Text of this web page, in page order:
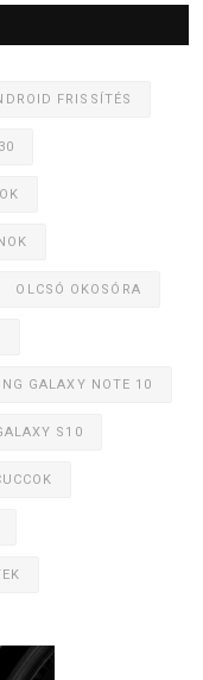
FRISSÍTÉS
OLCSÓ OKOSÓRA
GALAXY NOTE 10
S10